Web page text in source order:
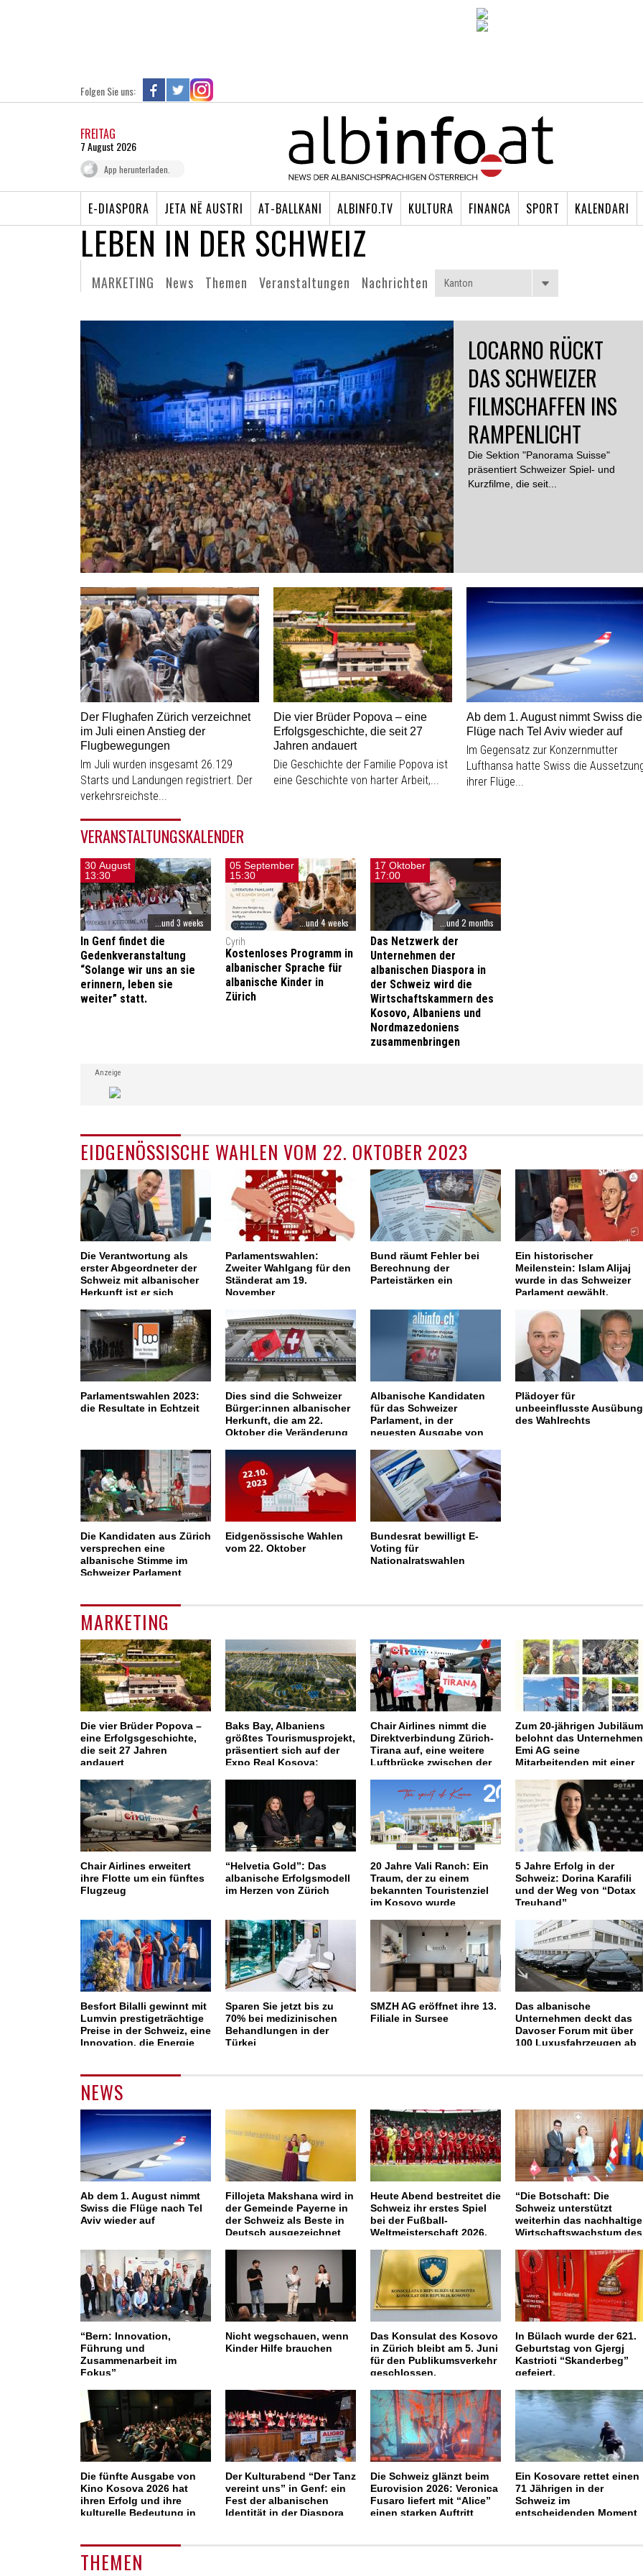
Folgen Sie uns:
FREITAG
7 August 2026
App herunterladen.
E-DIASPORA JETA NË AUSTRI AT-BALLKANI ALBINFO.TV KULTURA FINANCA SPORT KALENDARI
LEBEN IN DER SCHWEIZ
MARKETING News Themen Veranstaltungen Nachrichten
LOCARNO RÜCKT
DAS SCHWEIZER
FILMSCHAFFEN INS
RAMPENLICHT
Die Sektion "Panorama Suisse"
präsentiert Schweizer Spiel- und
Kurzfilme, die seit...
Der Flughafen Zürich verzeichnet
im Juli einen Anstieg der
Flugbewegungen
Im Juli wurden insgesamt 26.129
Starts und Landungen registriert. Der
verkehrsreichste...
Die vier Brüder Popova – eine
Erfolgsgeschichte, die seit 27
Jahren andauert
Die Geschichte der Familie Popova ist
eine Geschichte von harter Arbeit,...
Ab dem 1. August nimmt Swiss die
Flüge nach Tel Aviv wieder auf
Im Gegensatz zur Konzernmutter
Lufthansa hatte Swiss die
ihrer Flüge...
VERANSTALTUNGSKALENDER
30 August
13:30
...und 3 weeks
In Genf findet die
Gedenkveranstaltung
“Solange wir uns an sie
erinnern, leben sie
weiter” statt.
05 September
15:30
...und 4 weeks
Cyrih
Kostenloses Programm in
albanischer Sprache für
albanische Kinder in
Zürich
17 Oktober
17:00
...und 2 months
Das Netzwerk der
Unternehmen der
albanischen Diaspora in
der Schweiz wird die
Wirtschaftskammern des
Kosovo, Albaniens und
Nordmazedoniens
zusammenbringen
Anzeige
EIDGENÖSSISCHE WAHLEN VOM 22. OKTOBER 2023
Die Verantwortung als
erster Abgeordneter der
Schweiz mit albanischer
Herkunft ist er sich
Parlamentswahlen:
Zweiter Wahlgang für den
Ständerat am 19.
November
Bund räumt Fehler bei
Berechnung der
Parteistärken ein
Ein historischer
Meilenstein: Islam Alijaj
wurde in das Schweizer
Parlament gewählt.
Parlamentswahlen 2023:
die Resultate in Echtzeit
Dies sind die Schweizer
Bürger:innen albanischer
Herkunft, die am 22.
Oktober die Veränderung
Albanische Kandidaten
für das Schweizer
Parlament, in der
neuesten Ausgabe von
Plädoyer für
unbeeinflusste Ausübung
des Wahlrechts
Die Kandidaten aus Zürich
versprechen eine
albanische Stimme im
Schweizer Parlament
Eidgenössische Wahlen
vom 22. Oktober
Bundesrat bewilligt E-
Voting für
Nationalratswahlen
MARKETING
Die vier Brüder Popova –
eine Erfolgsgeschichte,
die seit 27 Jahren
andauert
Baks Bay, Albaniens
größtes Tourismusprojekt,
präsentiert sich auf der
Expo Real Kosova:
entdecken Sie die
Investitionsmöglichkeiten
Chair Airlines nimmt die
Direktverbindung Zürich-
Tirana auf, eine weitere
Luftbrücke zwischen der
Zum 20-jährigen Jubiläum
belohnt das Unternehmen
Emi AG seine
Mitarbeitenden mit einer
Albanien
Chair Airlines erweitert
ihre Flotte um ein fünftes
Flugzeug
“Helvetia Gold”: Das
albanische Erfolgsmodell
im Herzen von Zürich
20 Jahre Vali Ranch: Ein
Traum, der zu einem
bekannten Touristenziel
im Kosovo wurde
5 Jahre Erfolg in der
Schweiz: Dorina Karafili
und der Weg von “Dotax
Treuhand”
Besfort Bilalli gewinnt mit
Lumvin prestigeträchtige
Preise in der Schweiz, eine
Innovation, die Energie
Sparen Sie jetzt bis zu
70% bei medizinischen
Behandlungen in der
Türkei
SMZH AG eröffnet ihre 13.
Filiale in Sursee
Das albanische
Unternehmen deckt das
Davoser Forum mit über
100 Luxusfahrzeugen ab
NEWS
Ab dem 1. August nimmt
Swiss die Flüge nach Tel
Aviv wieder auf
Fillojeta Makshana wird in
der Gemeinde Payerne in
der Schweiz als Beste in
Deutsch ausgezeichnet
Heute Abend bestreitet die
Schweiz ihr erstes Spiel
bei der Fußball-
Weltmeisterschaft 2026.
“Die Botschaft: Die
Schweiz unterstützt
weiterhin das nachhaltige
Wirtschaftswachstum des
“Bern: Innovation,
Führung und
Zusammenarbeit im
Fokus”
Nicht wegschauen, wenn
Kinder Hilfe brauchen
Das Konsulat des Kosovo
in Zürich bleibt am 5. Juni
für den Publikumsverkehr
geschlossen.
In Bülach wurde der 621.
Geburtstag von Gjergj
Kastrioti “Skanderbeg”
gefeiert.
Die fünfte Ausgabe von
Kino Kosova 2026 hat
ihren Erfolg und ihre
kulturelle Bedeutung in
Der Kulturabend “Der Tanz
vereint uns” in Genf: ein
Fest der albanischen
Identität in der Diaspora
Die Schweiz glänzt beim
Eurovision 2026: Veronica
Fusaro liefert mit “Alice”
einen starken Auftritt
Ein Kosovare rettet einen
71 Jährigen in der
Schweiz im
entscheidenden Moment
THEMEN